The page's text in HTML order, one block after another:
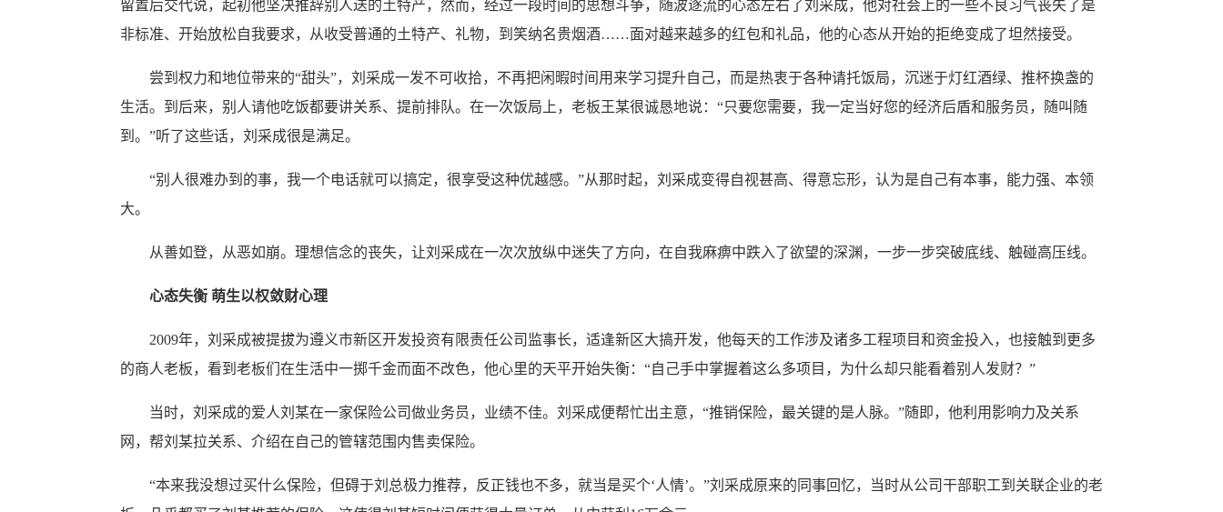
留置后交代说，起初他坚决推辞别人送的土特产，然而，经过一段时间的思想斗争，随波逐流的心态左右了刘采成，他对社会上的一些不良习气丧失了是
非标准、开始放松自我要求，从收受普通的土特产、礼物，到笑纳名贵烟酒……面对越来越多的红包和礼品，他的心态从开始的拒绝变成了坦然接受。
尝到权力和地位带来的“甜头”，刘采成一发不可收拾，不再把闲暇时间用来学习提升自己，而是热衷于各种请托饭局，沉迷于灯红酒绿、推杯换盏的
生活。到后来，别人请他吃饭都要讲关系、提前排队。在一次饭局上，老板王某很诚恳地说：“只要您需要，我一定当好您的经济后盾和服务员，随叫随
到。”听了这些话，刘采成很是满足。
“别人很难办到的事，我一个电话就可以搞定，很享受这种优越感。”从那时起，刘采成变得自视甚高、得意忘形，认为是自己有本事，能力强、本领
大。
从善如登，从恶如崩。理想信念的丧失，让刘采成在一次次放纵中迷失了方向，在自我麻痹中跌入了欲望的深渊，一步一步突破底线、触碰高压线。
心态失衡 萌生以权敛财心理
2009年，刘采成被提拔为遵义市新区开发投资有限责任公司监事长，适逢新区大搞开发，他每天的工作涉及诸多工程项目和资金投入，也接触到更多
的商人老板，看到老板们在生活中一掷千金而面不改色，他心里的天平开始失衡：“自己手中掌握着这么多项目，为什么却只能看着别人发财？”
当时，刘采成的爱人刘某在一家保险公司做业务员，业绩不佳。刘采成便帮忙出主意，“推销保险，最关键的是人脉。”随即，他利用影响力及关系
网，帮刘某拉关系、介绍在自己的管辖范围内售卖保险。
“本来我没想过买什么保险，但碍于刘总极力推荐，反正钱也不多，就当是买个‘人情’。”刘采成原来的同事回忆，当时从公司干部职工到关联企业的老